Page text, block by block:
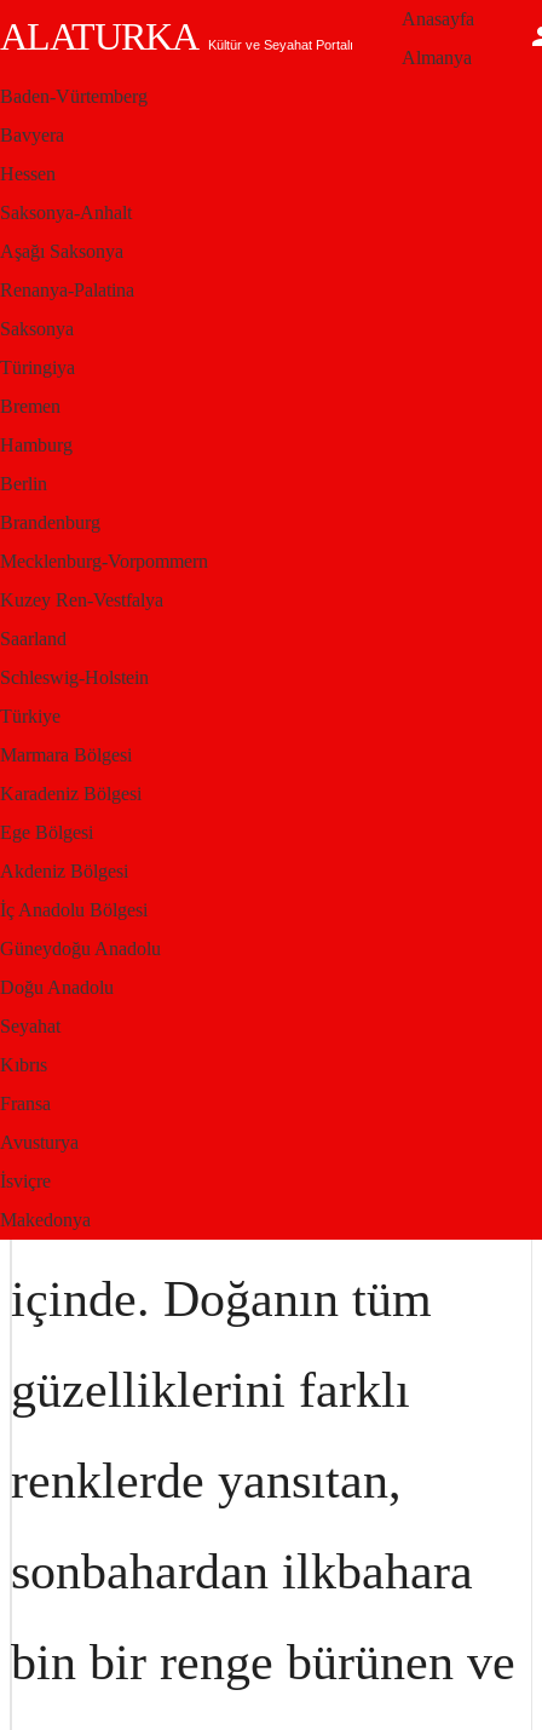
ALATURKA Kültür ve Seyahat Portalı
Anasayfa
Almanya
Baden-Vürtemberg
Bavyera
Hessen
Saksonya-Anhalt
Aşağı Saksonya
Renanya-Palatina
Saksonya
Türingiya
Bremen
Hamburg
Berlin
Brandenburg
Mecklenburg-Vorpommern
Kuzey Ren-Vestfalya
Saarland
Schleswig-Holstein
Türkiye
Marmara Bölgesi
Karadeniz Bölgesi
Ege Bölgesi
Akdeniz Bölgesi
İç Anadolu Bölgesi
Güneydoğu Anadolu
Doğu Anadolu
Seyahat
Kıbrıs
Fransa
Avusturya
İsviçre
Makedonya
Kuz
ey
Kıbrıs
Akdeniz’in otantik
renklerini, adım adım
toprağında ve her damla
suyunda siz
ziyaretçilerine büyük bir
gururla sunan Kuzey
Kıbrıs, keşfedilmeyi
bekleyen nadir
güzellikleri saklar
içinde. Doğanın tüm
güzelliklerini farklı
renklerde yansıtan,
sonbahardan ilkbahara
bin bir renge bürünen ve